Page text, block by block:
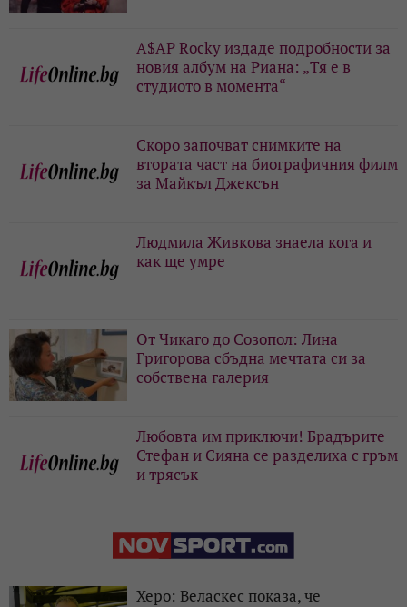
A$AP Rocky издаде подробности за
новия албум на Риана: „Тя е в
студиото в момента“
Скоро започват снимките на
втората част на биографичния филм
за Майкъл Джексън
Людмила Живкова знаела кога и
как ще умре
От Чикаго до Созопол: Лина
Григорова сбъдна мечтата си за
собствена галерия
Любовта им приключи! Брадърите
Стефан и Сияна се разделиха с гръм
и трясък
Херо: Веласкес показа, че